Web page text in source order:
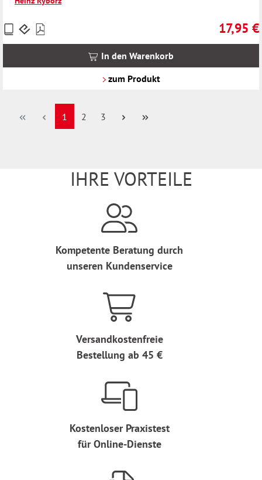
17,95 €
Preise
inkl.
In den Warenkorb
zum Produkt
Seite
1 Seite
2 Seite
3
IHRE VORTEILE
Kompetente Beratung durch
unseren Kundenservice
Versandkostenfreie
Bestellung ab 45 €
Kostenloser Praxistest
für Online-Dienste